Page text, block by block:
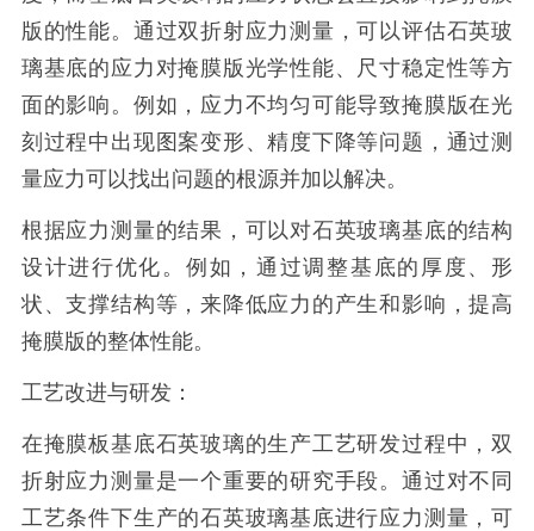
版的性能。通过双折射应力测量，可以评估石英玻
璃基底的应力对掩膜版光学性能、尺寸稳定性等方
面的影响。例如，应力不均匀可能导致掩膜版在光
刻过程中出现图案变形、精度下降等问题，通过测
量应力可以找出问题的根源并加以解决。
根据应力测量的结果，可以对石英玻璃基底的结构
设计进行优化。例如，通过调整基底的厚度、形
状、支撑结构等，来降低应力的产生和影响，提高
掩膜版的整体性能。
工艺改进与研发：
在掩膜板基底石英玻璃的生产工艺研发过程中，双
折射应力测量是一个重要的研究手段。通过对不同
工艺条件下生产的石英玻璃基底进行应力测量，可